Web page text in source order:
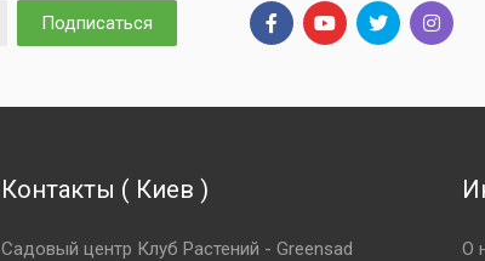
Подписаться
Контакты ( Киев )
Садовый центр Клуб Растений - Greensad
О